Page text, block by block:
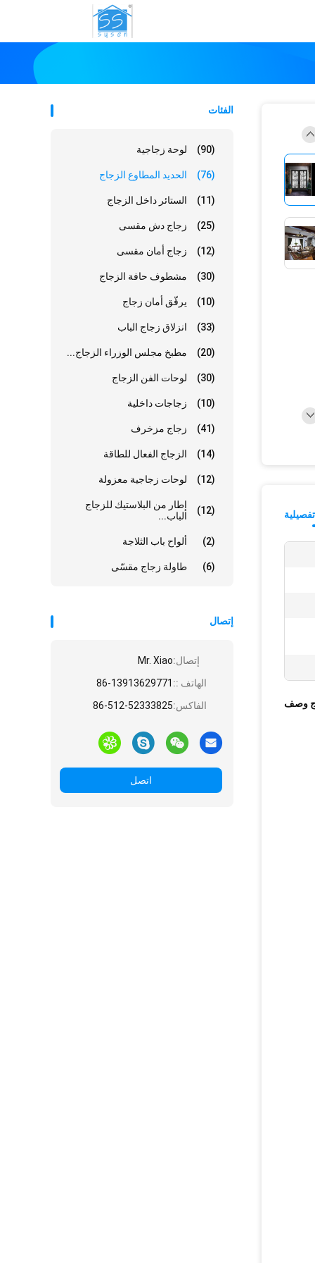
الفئات
لوحة زجاجية (90)
الحديد المطاوع الزجاج (76)
الستائر داخل الزجاج (11)
زجاج دش مقسى (25)
زجاج أمان مقسى (12)
مشطوف حافة الزجاج (30)
يرقّق أمان زجاج (10)
انزلاق زجاج الباب (33)
مطبخ مجلس الوزراء الزجاج... (20)
لوحات الفن الزجاج (30)
زجاجات داخلية (10)
زجاج مزخرف (41)
الزجاج الفعال للطاقة (14)
لوحات زجاجية معزولة (12)
إطار من البلاستيك للزجاج
الباب...
(12)
ألواح باب الثلاجة (2)
طاولة زجاج مقسّى (6)
إتصال
إتصال:Mr. Xiao
الهاتف :: 86-13913629771
الفاكس:86-512-52333825
اتصل
وصف